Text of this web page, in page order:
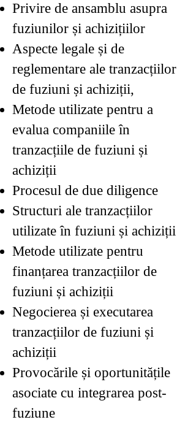
Privire de ansamblu asupra
fuziunilor și achizițiilor
Aspecte legale și de
reglementare ale tranzacțiilor
de fuziuni și achiziții,
Metode utilizate pentru a
evalua companiile în
tranzacțiile de fuziuni și
achiziții
Procesul de due diligence
Structuri ale tranzacțiilor
utilizate în fuziuni și achiziții
Metode utilizate pentru
finanțarea tranzacțiilor de
fuziuni și achiziții
Negocierea și executarea
tranzacțiilor de fuziuni și
achiziții
Provocările și oportunitățile
asociate cu integrarea post-
fuziune